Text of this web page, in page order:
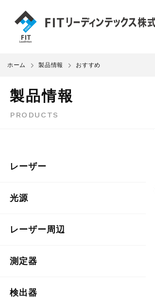
ホーム 製品情報 おすすめ
製品情報
PRODUCTS
レーザー
光源
レーザー周辺
測定器
検出器